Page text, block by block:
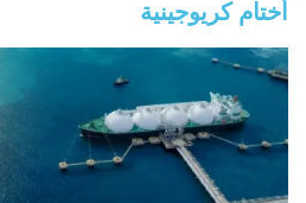
أختام كريوجينية